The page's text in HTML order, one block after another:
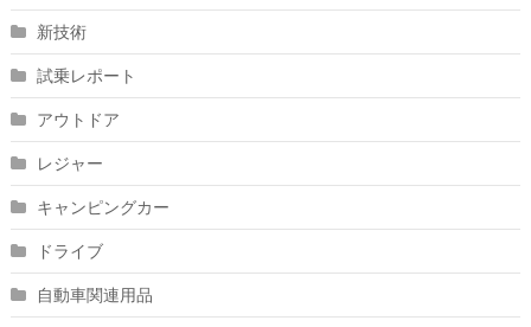
新技術
試乗レポート
アウトドア
レジャー
キャンピングカー
ドライブ
自動車関連用品